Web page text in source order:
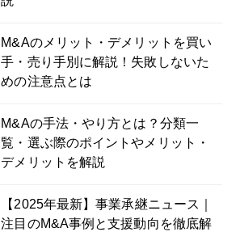
M&Aのメリット・デメリットを買い
手・売り手別に解説！失敗しないた
めの注意点とは
M&Aの手法・やり方とは？分類一
覧・選ぶ際のポイントやメリット・
デメリットを解説
【2025年最新】事業承継ニュース｜
注目のM&A事例と支援動向を徹底解